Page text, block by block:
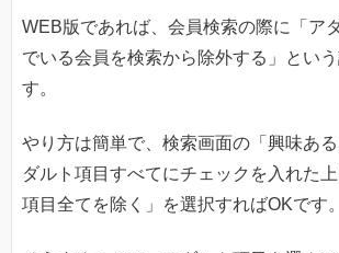
WEB版であれば、会員検索の際に「ア
でいる会員を検索から除外する」とい
す。
やり方は簡単で、検索画面の「興味あ
ダルト項目すべてにチェックを入れた
項目全てを除く」を選択すればOKです。